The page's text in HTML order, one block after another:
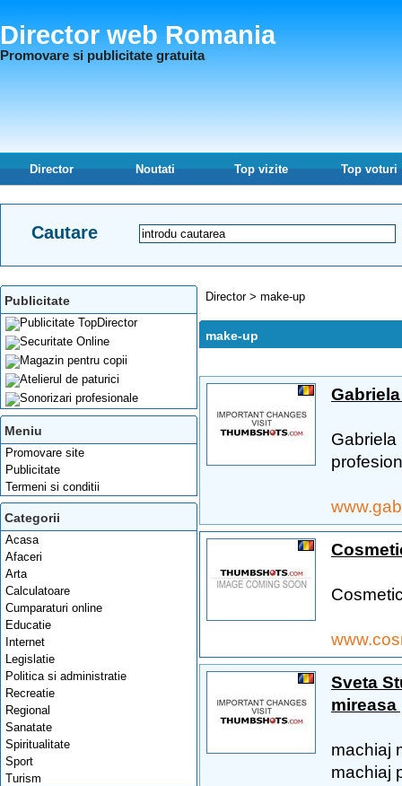
Director web Romania
Promovare si publicitate gratuita
Director Noutati Top vizite Top voturi
Cautare
Publicitate
Meniu
Promovare site
Publicitate
Termeni si conditii
Categorii
Acasa
Afaceri
Arta
Calculatoare
Cumparaturi online
Educatie
Internet
Legislatie
Politica si administratie
Recreatie
Regional
Sanatate
Spiritualitate
Sport
Turism
Director> make-up
make-up
Sveta
machiaj
machiaj